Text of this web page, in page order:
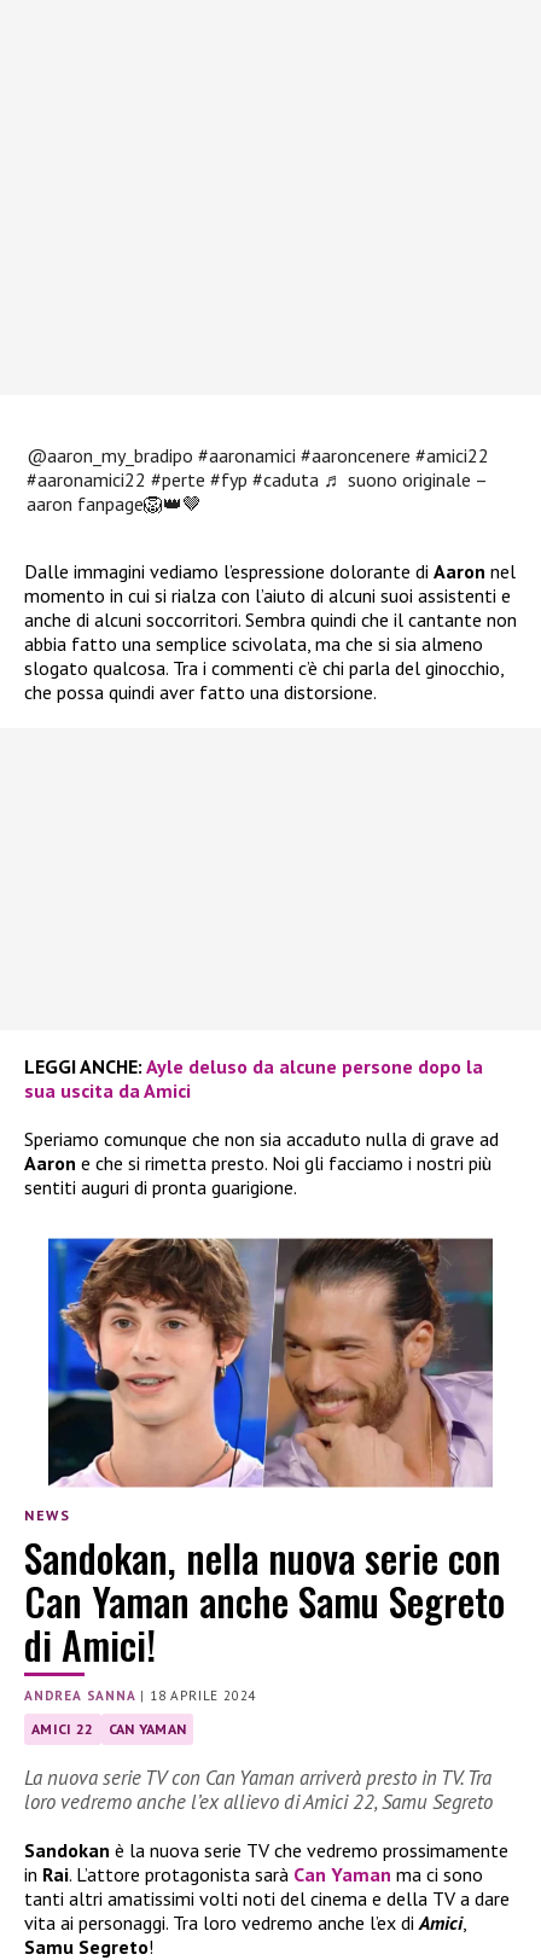
@aaron_my_bradipo #aaronamici #aaroncenere #amici22
#aaronamici22 #perte #fyp #caduta ♬ suono originale –
aaron fanpage🦁👑🤎
Dalle immagini vediamo l’espressione dolorante di Aaron nel
momento in cui si rialza con l’aiuto di alcuni suoi assistenti e
anche di alcuni soccorritori. Sembra quindi che il cantante non
abbia fatto una semplice scivolata, ma che si sia almeno
slogato qualcosa. Tra i commenti c’è chi parla del ginocchio,
che possa quindi aver fatto una distorsione.
LEGGI ANCHE: Ayle deluso da alcune persone dopo la
sua uscita da Amici
Speriamo comunque che non sia accaduto nulla di grave ad
Aaron e che si rimetta presto. Noi gli facciamo i nostri più
sentiti auguri di pronta guarigione.
NEWS
Sandokan, nella nuova serie con
Can Yaman anche Samu Segreto
di Amici!
ANDREA SANNA | 18 APRILE 2024
AMICI 22 CAN YAMAN
La nuova serie TV con Can Yaman arriverà presto in TV. Tra
loro vedremo anche l’ex allievo di Amici 22, Samu Segreto
Sandokan è la nuova serie TV che vedremo prossimamente
in Rai. L’attore protagonista sarà Can Yaman ma ci sono
tanti altri amatissimi volti noti del cinema e della TV a dare
vita ai personaggi. Tra loro vedremo anche l’ex di Amici,
Samu Segreto!